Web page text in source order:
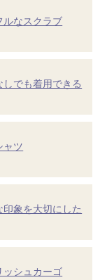
ルなスクラブ
でも着用できる
ャツ
象を大切にした
ッシュカーゴ